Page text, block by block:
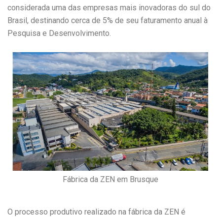
considerada uma das empresas mais inovadoras do sul do
Brasil, destinando cerca de 5% de seu faturamento anual à
Pesquisa e Desenvolvimento.
Fábrica da ZEN em Brusque
O processo produtivo realizado na fábrica da ZEN é